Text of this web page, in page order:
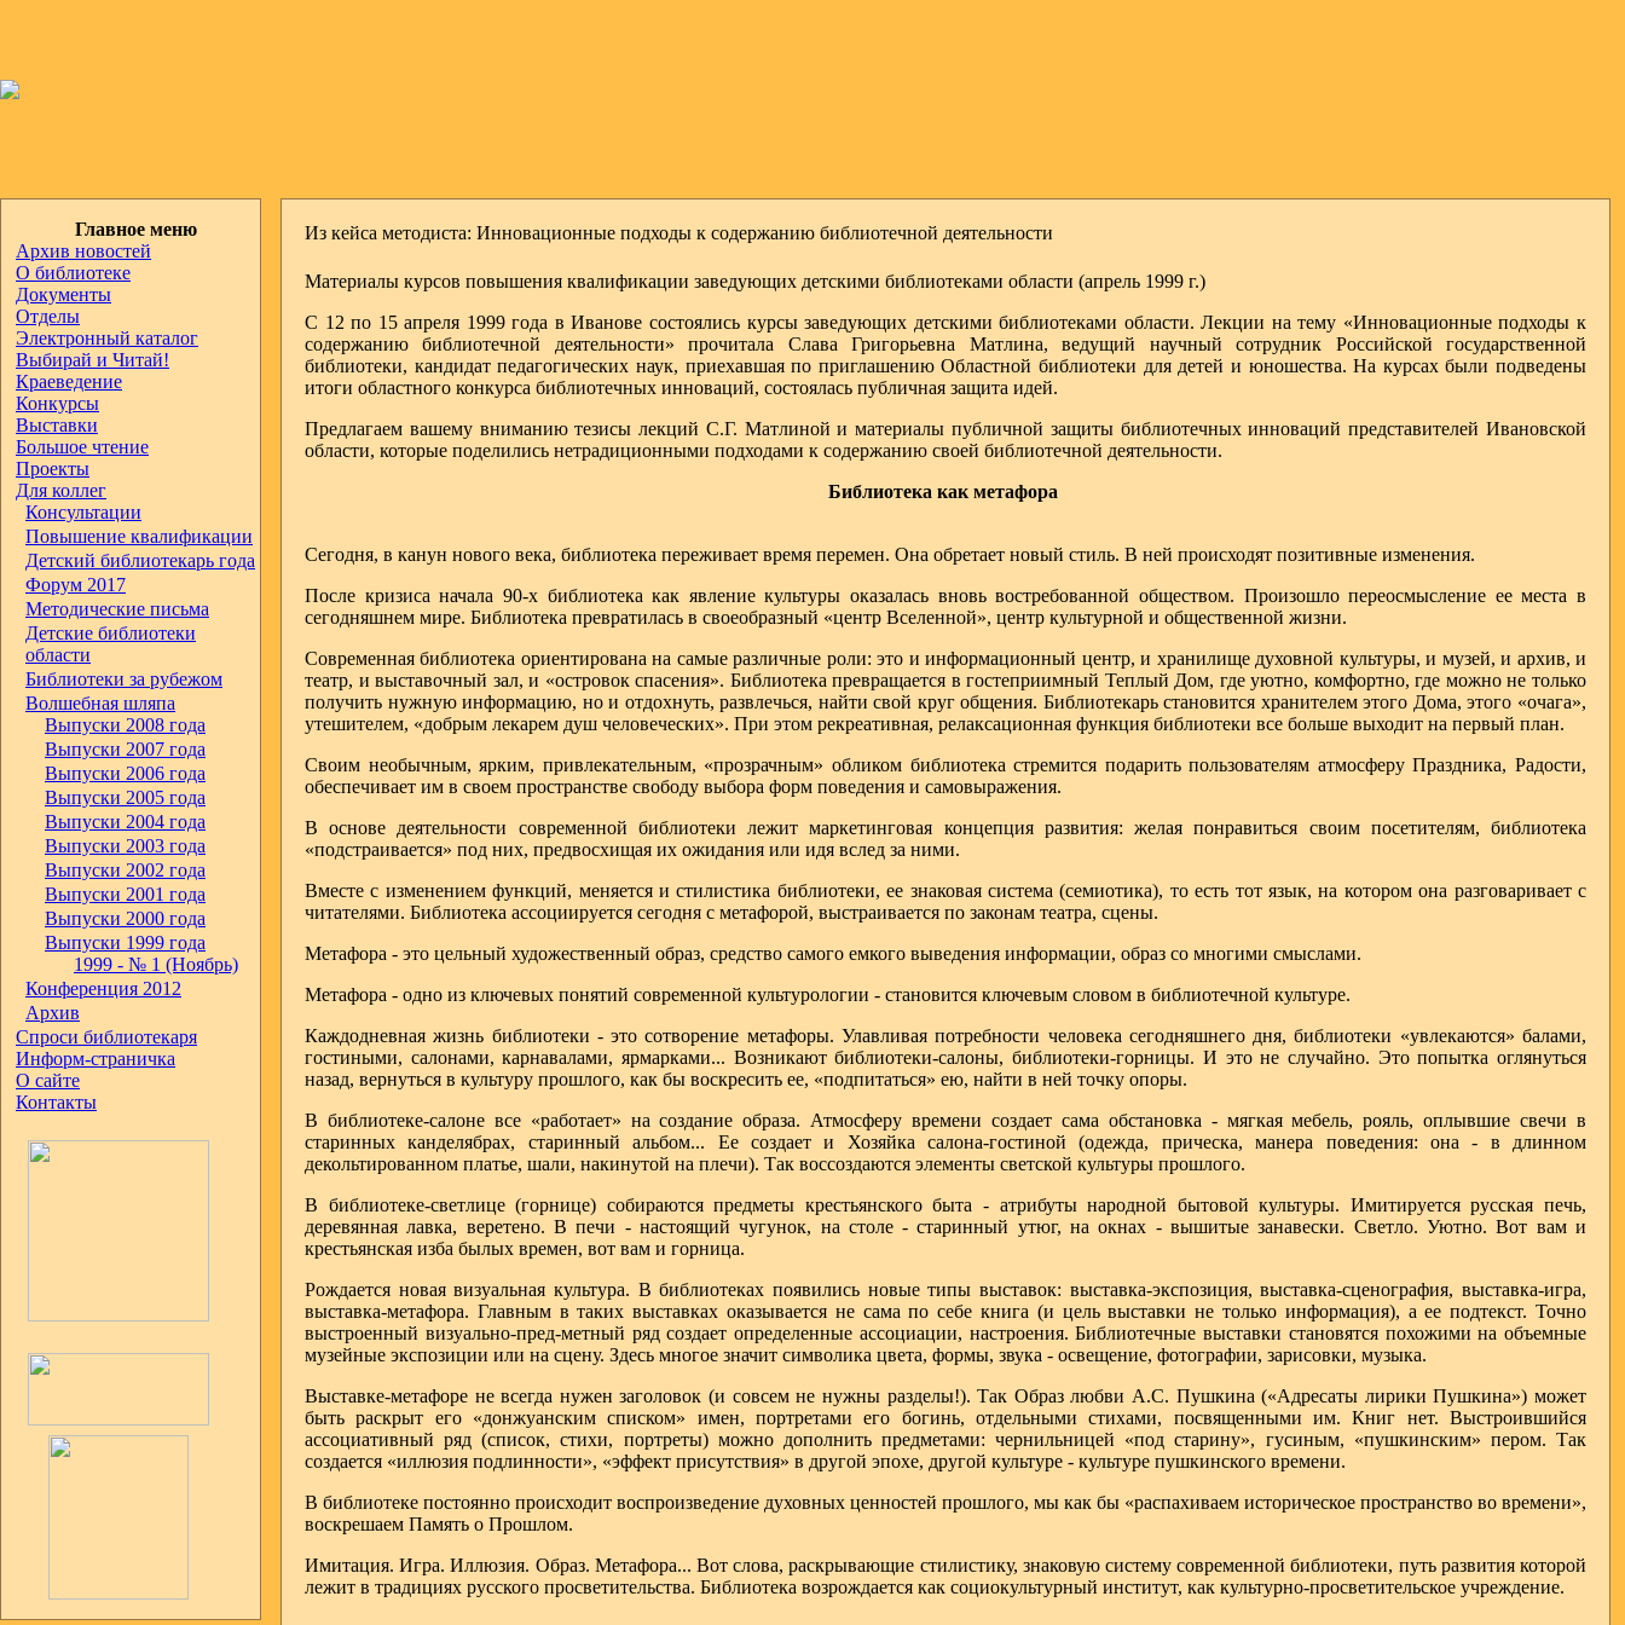
Главное меню
Архив новостей
О библиотеке
Документы
Отделы
Электронный каталог
Выбирай и Читай!
Краеведение
Конкурсы
Выставки
Большое чтение
Проекты
Для коллег
Консультации
Повышение квалификации
Детский библиотекарь года
Форум 2017
Методические письма
Детские библиотеки
области
Библиотеки за рубежом
Волшебная шляпа
Выпуски 2008 года
Выпуски 2007 года
Выпуски 2006 года
Выпуски 2005 года
Выпуски 2004 года
Выпуски 2003 года
Выпуски 2002 года
Выпуски 2001 года
Выпуски 2000 года
Выпуски 1999 года
1999 - № 1 (Ноябрь)
Конференция 2012
Архив
Спроси библиотекаря
Информ-страничка
О сайте
Контакты
Из кейса методиста: Инновационные подходы к содержанию библиотечной деятельности
Материалы курсов повышения квалификации заведующих детскими библиотеками области (апрель 1999 г.)
C 12 по 15 апреля 1999 года в Иванове состоялись курсы заведующих детскими библиотеками области. Лекции на тему «Инновационные подходы к
содержанию библиотечной деятельности» прочитала Слава Григорьевна Матлина, ведущий научный сотрудник Российской государственной
библиотеки, кандидат педагогических наук, приехавшая по приглашению Областной библиотеки для детей и юношества. На курсах были подведены
итоги областного конкурса библиотечных инноваций, состоялась публичная защита идей.
Предлагаем вашему вниманию тезисы лекций С.Г. Матлиной и материалы публичной защиты библиотечных инноваций представителей Ивановской
области, которые поделились нетрадиционными подходами к содержанию своей библиотечной деятельности.
Библиотека как метафора
Сегодня, в канун нового века, библиотека переживает время перемен. Она обретает новый стиль. В ней происходят позитивные изменения.
После кризиса начала 90-х библиотека как явление культуры оказалась вновь востребованной обществом. Произошло переосмысление ее места в
сегодняшнем мире. Библиотека превратилась в своеобразный «центр Вселенной», центр культурной и общественной жизни.
Современная библиотека ориентирована на самые различные роли: это и информационный центр, и хранилище духовной культуры, и музей, и архив, и
театр, и выставочный зал, и «островок спасения». Библиотека превращается в гостеприимный Теплый Дом, где уютно, комфортно, где можно не только
получить нужную информацию, но и отдохнуть, развлечься, найти свой круг общения. Библиотекарь становится хранителем этого Дома, этого «очага»,
утешителем, «добрым лекарем душ человеческих». При этом рекреативная, релаксационная функция библиотеки все больше выходит на первый план.
Своим необычным, ярким, привлекательным, «прозрачным» обликом библиотека стремится подарить пользователям атмосферу Праздника, Радости,
обеспечивает им в своем пространстве свободу выбора форм поведения и самовыражения.
В основе деятельности современной библиотеки лежит маркетинговая концепция развития: желая понравиться своим посетителям, библиотека
«подстраивается» под них, предвосхищая их ожидания или идя вслед за ними.
Вместе с изменением функций, меняется и стилистика библиотеки, ее знаковая система (семиотика), то есть тот язык, на котором она разговаривает с
читателями. Библиотека ассоциируется сегодня с метафорой, выстраивается по законам театра, сцены.
Метафора - это цельный художественный образ, средство самого емкого выведения информации, образ со многими смыслами.
Метафора - одно из ключевых понятий современной культурологии - становится ключевым словом в библиотечной культуре.
Каждодневная жизнь библиотеки - это сотворение метафоры. Улавливая потребности человека сегодняшнего дня, библиотеки «увлекаются» балами,
гостиными, салонами, карнавалами, ярмарками... Возникают библиотеки-салоны, библиотеки-горницы. И это не случайно. Это попытка оглянуться
назад, вернуться в культуру прошлого, как бы воскресить ее, «подпитаться» ею, найти в ней точку опоры.
В библиотеке-салоне все «работает» на создание образа. Атмосферу времени создает сама обстановка - мягкая мебель, рояль, оплывшие свечи в
старинных канделябрах, старинный альбом... Ее создает и Хозяйка салона-гостиной (одежда, прическа, манера поведения: она - в длинном
декольтированном платье, шали, накинутой на плечи). Так воссоздаются элементы светской культуры прошлого.
В библиотеке-светлице (горнице) собираются предметы крестьянского быта - атрибуты народной бытовой культуры. Имитируется русская печь,
деревянная лавка, веретено. В печи - настоящий чугунок, на столе - старинный утюг, на окнах - вышитые занавески. Светло. Уютно. Вот вам и
крестьянская изба былых времен, вот вам и горница.
Рождается новая визуальная культура. В библиотеках появились новые типы выставок: выставка-экспозиция, выставка-сценография, выставка-игра,
выставка-метафора. Главным в таких выставках оказывается не сама по себе книга (и цель выставки не только информация), а ее подтекст. Точно
выстроенный визуально-пред-метный ряд создает определенные ассоциации, настроения. Библиотечные выставки становятся похожими на объемные
музейные экспозиции или на сцену. Здесь многое значит символика цвета, формы, звука - освещение, фотографии, зарисовки, музыка.
Выставке-метафоре не всегда нужен заголовок (и совсем не нужны разделы!). Так Образ любви А.С. Пушкина («Адресаты лирики Пушкина») может
быть раскрыт его «донжуанским списком» имен, портретами его богинь, отдельными стихами, посвященными им. Книг нет. Выстроившийся
ассоциативный ряд (список, стихи, портреты) можно дополнить предметами: чернильницей «под старину», гусиным, «пушкинским» пером. Так
создается «иллюзия подлинности», «эффект присутствия» в другой эпохе, другой культуре - культуре пушкинского времени.
В библиотеке постоянно происходит воспроизведение духовных ценностей прошлого, мы как бы «распахиваем историческое пространство во времени»,
воскрешаем Память о Прошлом.
Имитация. Игра. Иллюзия. Образ. Метафора... Вот слова, раскрывающие стилистику, знаковую систему современной библиотеки, путь развития которой
лежит в традициях русского просветительства. Библиотека возрождается как социокультурный институт, как культурно-просветительское учреждение.